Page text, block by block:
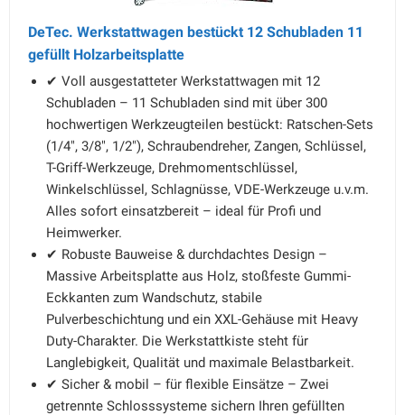
DeTec. Werkstattwagen bestückt 12 Schubladen 11
gefüllt Holzarbeitsplatte
✔ Voll ausgestatteter Werkstattwagen mit 12
Schubladen – 11 Schubladen sind mit über 300
hochwertigen Werkzeugteilen bestückt: Ratschen-Sets
(1/4", 3/8", 1/2"), Schraubendreher, Zangen, Schlüssel,
T-Griff-Werkzeuge, Drehmomentschlüssel,
Winkelschlüssel, Schlagnüsse, VDE-Werkzeuge u.v.m.
Alles sofort einsatzbereit – ideal für Profi und
Heimwerker.
✔ Robuste Bauweise & durchdachtes Design –
Massive Arbeitsplatte aus Holz, stoßfeste Gummi-
Eckkanten zum Wandschutz, stabile
Pulverbeschichtung und ein XXL-Gehäuse mit Heavy
Duty-Charakter. Die Werkstattkiste steht für
Langlebigkeit, Qualität und maximale Belastbarkeit.
✔ Sicher & mobil – für flexible Einsätze – Zwei
getrennte Schlosssysteme sichern Ihren gefüllten